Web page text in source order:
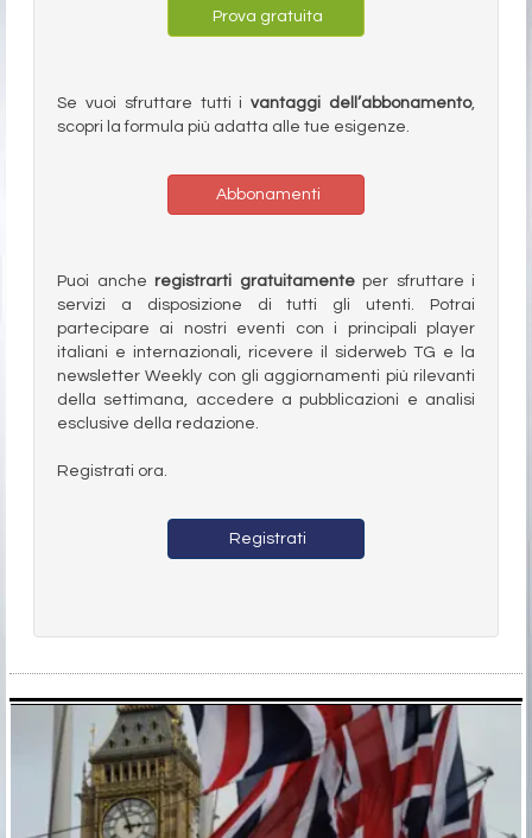
Prova gratuita
Se vuoi sfruttare tutti ivantaggi dell’abbonamento,
scopri la formula più adatta alle tue esigenze.
Abbonamenti
Puoi anche registrarti gratuitamenteper sfruttare i
servizi a disposizione di tutti gli utenti. Potrai
partecipare ai nostri eventi con i principali player
italiani e internazionali, ricevere il siderweb TG e la
newsletter Weekly con gli aggiornamenti più rilevanti
della settimana, accedere a pubblicazioni e analisi
esclusive della redazione.
Registrati ora.
Registrati